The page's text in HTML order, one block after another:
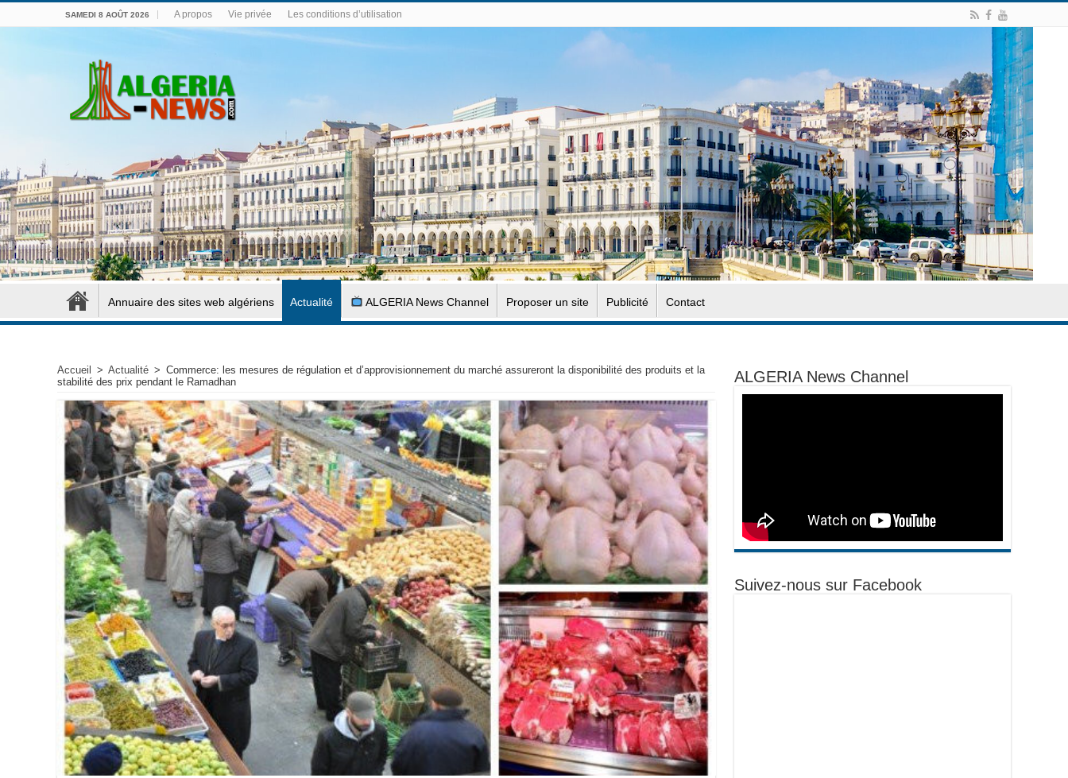
SAMEDI 8 AOÛT 2026 A propos Vie privée Les conditions d’utilisation
Annuaire des sites web algériens Actualité ALGERIA News Channel Proposer un site Publicité Contact
Accueil > Actualité > Commerce: les mesures de régulation et d’approvisionnement du marché assureront la disponibilité des produits et la
stabilité des prix pendant le Ramadhan
ALGERIA News Channel
Suivez-nous sur Facebook